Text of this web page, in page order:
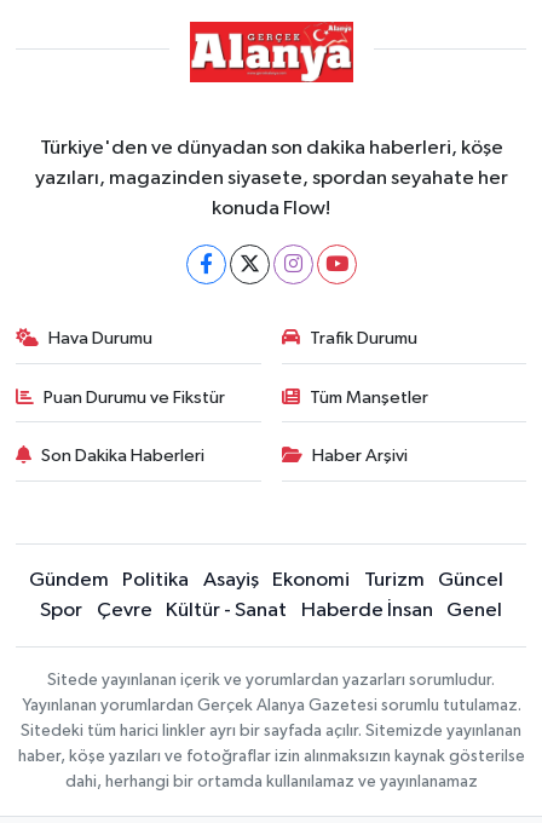
Türkiye'den ve dünyadan son dakika haberleri, köşe
yazıları, magazinden siyasete, spordan seyahate her
konuda Flow!
Hava Durumu Trafik Durumu
Puan Durumu ve Fikstür Tüm Manşetler
Son Dakika Haberleri Haber Arşivi
Gündem Politika Asayiş Ekonomi Turizm
Güncel
Spor
Çevre Kültür - Sanat Haberde İnsan Genel
Sitede yayınlanan içerik ve yorumlardan yazarları sorumludur.
Yayınlanan yorumlardan Gerçek Alanya Gazetesi sorumlu tutulamaz.
Sitedeki tüm harici linkler ayrı bir sayfada açılır. Sitemizde yayınlanan
haber, köşe yazıları ve fotoğraflar izin alınmaksızın kaynak gösterilse
dahi, herhangi bir ortamda kullanılamaz ve yayınlanamaz